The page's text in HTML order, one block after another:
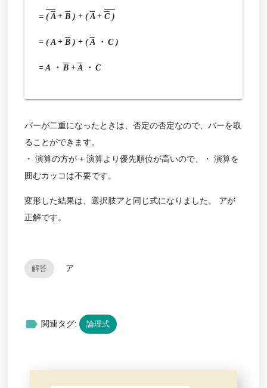
= (A+ B) + (A+ C)
= ( A + B) + (A・ C )
= A ・ B+ A・ C
バーが二重になったときは、否定の否定なので、バーを取
ることができます。
・ 演算の方が + 演算より優先順位が高いので、・ 演算を
囲むカッコは不要です。
変形した結果は、選択肢アと同じ式になりました。 アが
正解です。
解答 ア
label 関連タグ: 論理式